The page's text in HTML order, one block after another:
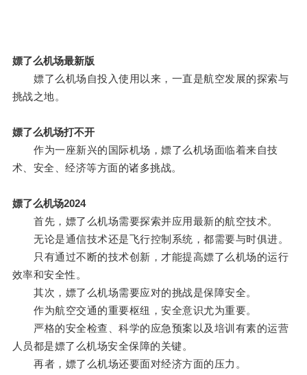
嫖了么机场最新版
嫖了么机场自投入使用以来，一直是航空发展的探索与
挑战之地。
嫖了么机场打不开
作为一座新兴的国际机场，嫖了么机场面临着来自技
术、安全、经济等方面的诸多挑战。
嫖了么机场2024
首先，嫖了么机场需要探索并应用最新的航空技术。
无论是通信技术还是飞行控制系统，都需要与时俱进。
只有通过不断的技术创新，才能提高嫖了么机场的运行
效率和安全性。
其次，嫖了么机场需要应对的挑战是保障安全。
作为航空交通的重要枢纽，安全意识尤为重要。
严格的安全检查、科学的应急预案以及培训有素的运营
人员都是嫖了么机场安全保障的关键。
再者，嫖了么机场还要面对经济方面的压力。